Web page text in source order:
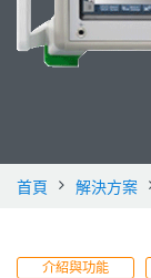
首頁 解決方案
介紹與功能